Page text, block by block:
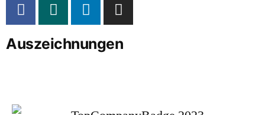
Auszeichnungen